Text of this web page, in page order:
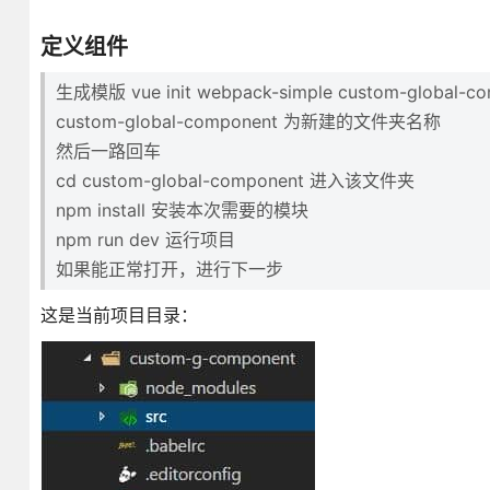
定义组件
生成模版 vue init webpack-simple custom-global-
custom-global-component 为新建的文件夹名称
然后一路回车
cd custom-global-component 进入该文件夹
npm install 安装本次需要的模块
npm run dev 运行项目
如果能正常打开，进行下一步
这是当前项目目录：